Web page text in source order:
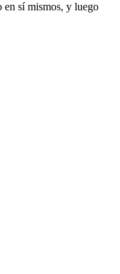
en sí mismos, y luego